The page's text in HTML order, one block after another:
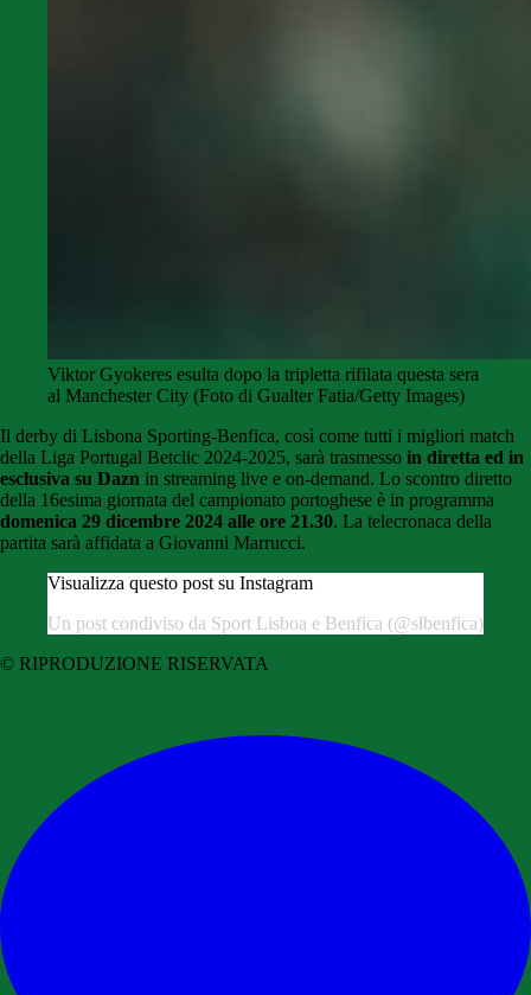
Viktor Gyokeres esulta dopo la tripletta rifilata questa sera
al Manchester City (Foto di Gualter Fatia/Getty Images)
Il derby di Lisbona Sporting-Benfica, così come tutti i migliori match
della Liga Portugal Betclic 2024-2025, sarà trasmesso in diretta ed in
esclusiva su Dazn in streaming live e on-demand. Lo scontro diretto
della 16esima giornata del campionato portoghese è in programma
domenica 29 dicembre 2024 alle ore 21.30. La telecronaca della
partita sarà affidata a Giovanni Marrucci.
Visualizza questo post su Instagram
Un post condiviso da Sport Lisboa e Benfica (@slbenfica)
© RIPRODUZIONE RISERVATA